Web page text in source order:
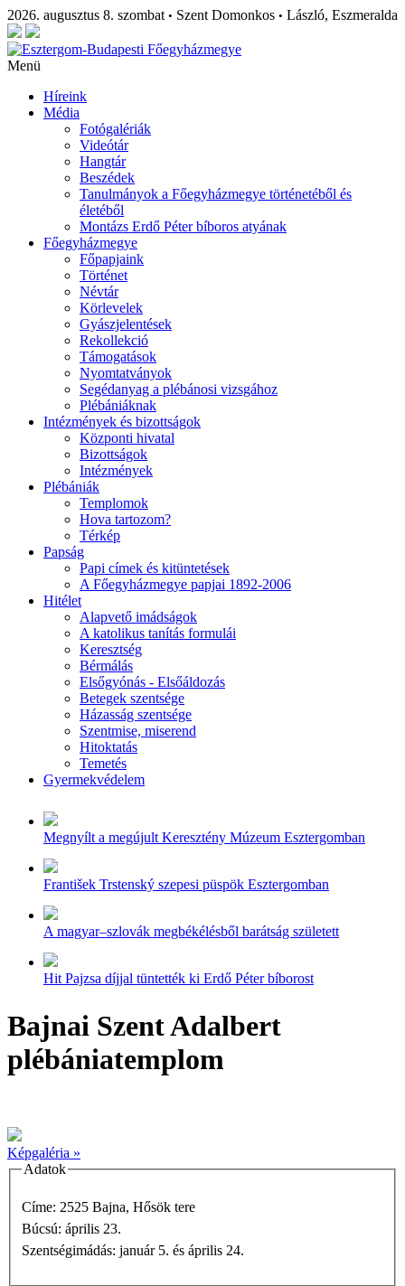
2026. augusztus 8. szombat • Szent Domonkos • László, Eszmeralda
Menü
Híreink
Média
Fotógalériák
Videótár
Hangtár
Beszédek
Tanulmányok a Főegyházmegye történetéből és
életéből
Montázs Erdő Péter bíboros atyának
Főegyházmegye
Főpapjaink
Történet
Névtár
Körlevelek
Gyászjelentések
Rekollekció
Támogatások
Nyomtatványok
Segédanyag a plébánosi vizsgához
Plébániáknak
Intézmények és bizottságok
Központi hivatal
Bizottságok
Intézmények
Plébániák
Templomok
Hova tartozom?
Térkép
Papság
Papi címek és kitüntetések
A Főegyházmegye papjai 1892-2006
Hitélet
Alapvető imádságok
A katolikus tanítás formulái
Keresztség
Bérmálás
Elsőgyónás - Elsőáldozás
Betegek szentsége
Házasság szentsége
Szentmise, miserend
Hitoktatás
Temetés
Gyermekvédelem
Megnyílt a megújult Keresztény Múzeum Esztergomban
František Trstenský szepesi püspök Esztergomban
A magyar–szlovák megbékélésből barátság született
Hit Pajzsa díjjal tüntették ki Erdő Péter bíborost
Bajnai Szent Adalbert
plébániatemplom
Képgaléria »
Adatok
Címe: 2525 Bajna, Hősök tere
Búcsú: április 23.
Szentségimádás: január 5. és április 24.